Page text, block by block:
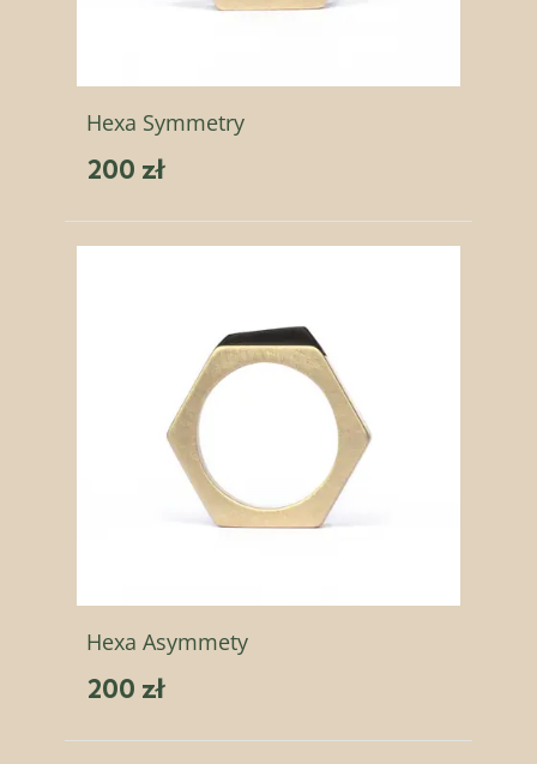
Hexa Symmetry
200 zł
Hexa Asymmety
200 zł